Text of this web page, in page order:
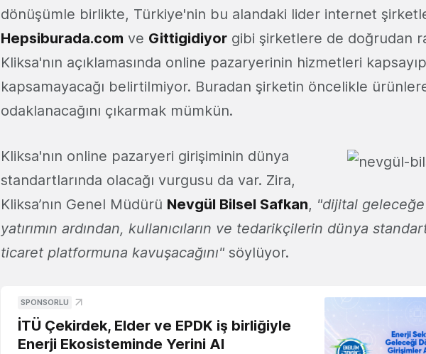
dönüşümle birlikte, Türkiye'nin bu alandaki lider internet
Hepsiburada.com ve Gittigidiyor gibi şirketlere de doğrudan
Kliksa'nın açıklamasında online pazaryerinin hizmetleri kapsayıp
kapsamayacağı belirtilmiyor. Buradan şirketin öncelikle
odaklanacağını çıkarmak mümkün.
Kliksa'nın online pazaryeri girişiminin dünya
standartlarında olacağı vurgusu da var. Zira,
Kliksa’nın Genel Müdürü Nevgül Bilsel Safkan, "dijital
yatırımın ardından, kullanıcıların ve tedarikçilerin dünya
ticaret platformuna kavuşacağını" söylüyor.
SPONSORLU
İTÜ Çekirdek, Elder ve EPDK iş birliğiyle
Enerji Ekosisteminde Yerini Al